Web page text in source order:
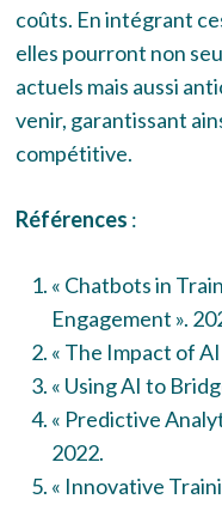
coûts. En intégrant
elles pourront non
actuels mais aussi
venir, garantissant
compétitive.
Références :
« Chatbots in
Engagement ».
« The Impact of
« Using AI to
« Predictive
2022.
« Innovative